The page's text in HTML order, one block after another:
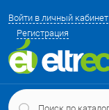
Войти в личный кабинет
Регистрация